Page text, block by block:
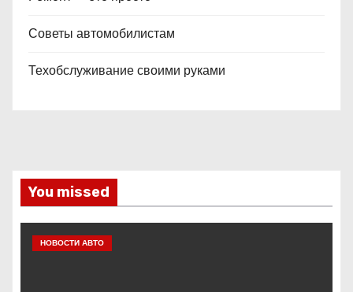
Советы автомобилистам
Техобслуживание своими руками
You missed
НОВОСТИ АВТО